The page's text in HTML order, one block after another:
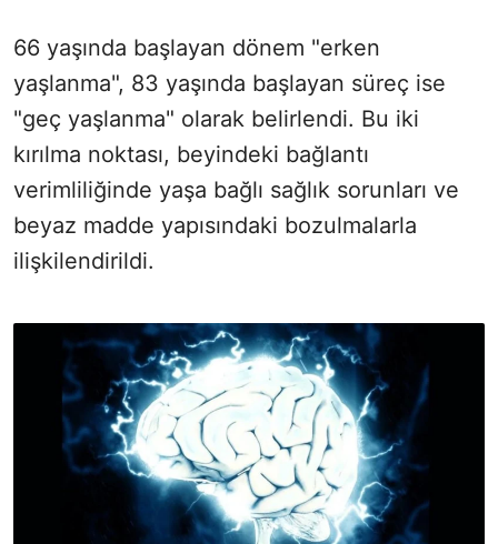
66 yaşında başlayan dönem "erken
yaşlanma", 83 yaşında başlayan süreç ise
"geç yaşlanma" olarak belirlendi. Bu iki
kırılma noktası, beyindeki bağlantı
verimliliğinde yaşa bağlı sağlık sorunları ve
beyaz madde yapısındaki bozulmalarla
ilişkilendirildi.